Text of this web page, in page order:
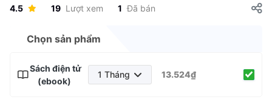
4.5 19 Lượt xem 1 Đã bán
Chọn sản phẩm
Sách điện tử
(ebook)
1 Tháng 13.524₫